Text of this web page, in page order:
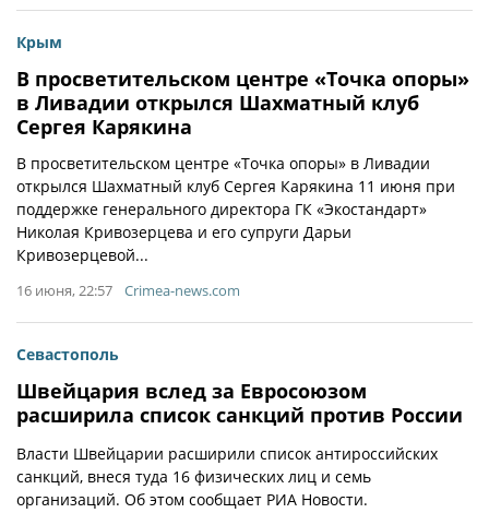
Крым
В просветительском центре «Точка опоры»
в Ливадии открылся Шахматный клуб
Сергея Карякина
В просветительском центре «Точка опоры» в Ливадии
открылся Шахматный клуб Сергея Карякина 11 июня при
поддержке генерального директора ГК «Экостандарт»
Николая Кривозерцева и его супруги Дарьи
Кривозерцевой...
16 июня, 22:57 Crimea-news.com
Севастополь
Швейцария вслед за Евросоюзом
расширила список санкций против России
Власти Швейцарии расширили список антироссийских
санкций, внеся туда 16 физических лиц и семь
организаций. Об этом сообщает РИА Новости.